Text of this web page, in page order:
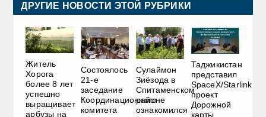
ДРУГИЕ НОВОСТИ ЭТОЙ РУБРИКИ
Житель
Хорога
более 8 лет
успешно
выращивает
арбузы на
Состоялось
21-е
заседание
Координационного
комитета
Сулаймон
Зиёзода в
Спитаменском
районе
ознакомился
Таджикистан
представил
SpaceX/Starlink
проект
Дорожной
карты